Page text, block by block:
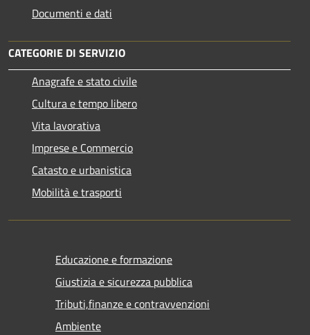
Documenti e dati
CATEGORIE DI SERVIZIO
Anagrafe e stato civile
Cultura e tempo libero
Vita lavorativa
Imprese e Commercio
Catasto e urbanistica
Mobilità e trasporti
Educazione e formazione
Giustizia e sicurezza pubblica
Tributi,finanze e contravvenzioni
Ambiente